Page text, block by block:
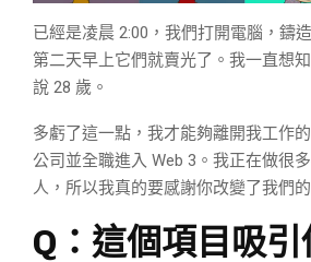
已經是凌晨 2:00，我們打開電腦，鑄
第二天早上它們就賣光了。我一直想
說 28 歲。
多虧了這一點，我才能夠離開我工作
公司並全職進入 Web 3。我正在做很
人，所以我真的要感謝你改變了我們的
Q： 這個項目吸